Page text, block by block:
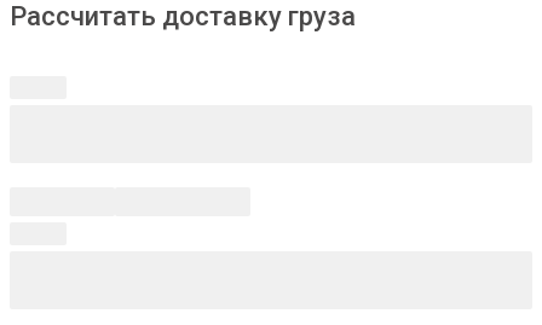
Рассчитать доставку груза